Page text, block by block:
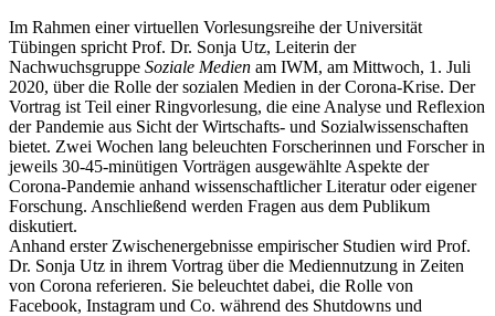
Im Rahmen einer virtuellen Vorlesungsreihe der Universität
Tübingen spricht Prof. Dr. Sonja Utz, Leiterin der
Nachwuchsgruppe Soziale Medien am IWM, am Mittwoch, 1. Juli
2020, über die Rolle der sozialen Medien in der Corona-Krise. Der
Vortrag ist Teil einer Ringvorlesung, die eine Analyse und Reflexion
der Pandemie aus Sicht der Wirtschafts- und Sozialwissenschaften
bietet. Zwei Wochen lang beleuchten Forscherinnen und Forscher in
jeweils 30-45-minütigen Vorträgen ausgewählte Aspekte der
Corona-Pandemie anhand wissenschaftlicher Literatur oder eigener
Forschung. Anschließend werden Fragen aus dem Publikum
diskutiert.
Anhand erster Zwischenergebnisse empirischer Studien wird Prof.
Dr. Sonja Utz in ihrem Vortrag über die Mediennutzung in Zeiten
von Corona referieren. Sie beleuchtet dabei, die Rolle von
Facebook, Instagram und Co. während des Shutdowns und